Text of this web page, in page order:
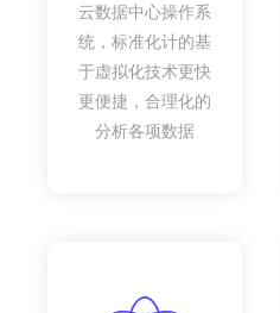
云数据中心操作系
统，标准化计的基
于虚拟化技术更快
更便捷，合理化的
分析各项数据